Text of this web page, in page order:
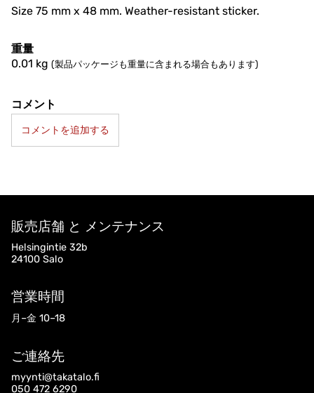
Size 75 mm x 48 mm. Weather-resistant sticker.
重量
0.01 kg (製品パッケージも重量に含まれる場合もあります)
コメント
コメントを追加する
販売店舗 と メンテナンス
Helsingintie 32b
24100 Salo
営業時間
月–金 10–18
ご連絡先
myynti@takatalo.fi
050 472 6290